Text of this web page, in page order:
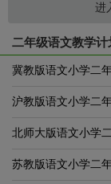
进
二年级语文教学计
冀教版语文小学二
沪教版语文小学二
北师大版语文小学
苏教版语文小学二